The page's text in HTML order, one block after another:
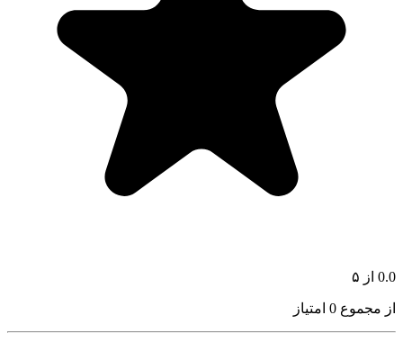
0.0 از ۵
از مجموع 0 امتیاز